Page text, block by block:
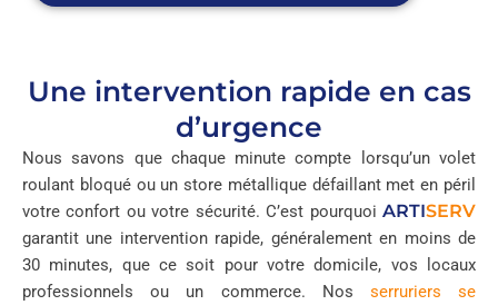
Une intervention rapide en cas
d’urgence
Nous savons que chaque minute compte lorsqu’un volet
roulant bloqué ou un store métallique défaillant met en péril
votre confort ou votre sécurité. C’est pourquoi ARTISERV
garantit une intervention rapide, généralement en moins de
30 minutes, que ce soit pour votre domicile, vos locaux
professionnels ou un commerce. Nos serruriers se